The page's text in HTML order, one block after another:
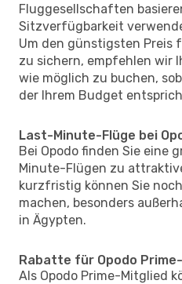
Fluggesellschaften
Sitzverfügbarkeit
Um den günstigsten Preis
zu sichern, empfehlen wir
wie möglich zu buchen,
der Ihrem Budget
Last-Minute-Flüge bei
Bei Opodo finden Sie eine
Minute-Flügen zu
kurzfristig können Sie
machen, besonders
in Ägypten.
Rabatte für Opodo
Als Opodo Prime-Mitglied